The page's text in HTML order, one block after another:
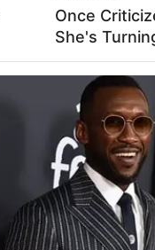
Once
She's